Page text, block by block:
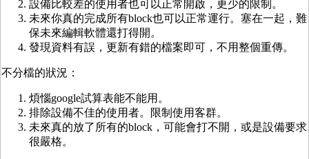
設備比較差的使用者也可以正常開啟，更少的限制。
未來你真的完成所有block也可以正常運行。塞在一起，難
保未來編輯軟體還打得開。
發現資料有誤，更新有錯的檔案即可，不用整個重傳。
不分檔的狀況：
煩惱google試算表能不能用。
排除設備不佳的使用者。限制使用客群。
未來真的放了所有的block，可能會打不開，或是設備要求
很嚴格。